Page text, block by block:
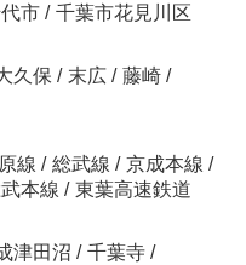
市 / 千葉市花見川区
久保 / 末広 / 藤崎 /
線 / 総武線 / 京成本線 /
本線 / 東葉高速鉄道
津田沼 / 千葉寺 /